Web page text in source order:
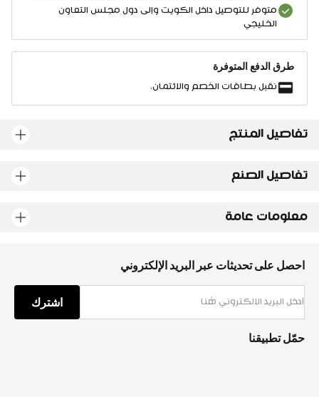
متوفر للتوصيل داخل الكويت وإلى دول مجلس التعاون
الخليجي
طرق الدفع المتوفرة
نقبل بطاقات الخصم والائتمان.
تفاصيل المنتج
تفاصيل الصنع
معلومات عامة
احصل على تحديثات عبر البريد الإلكتروني
اشترك
حمّل تطبيقنا